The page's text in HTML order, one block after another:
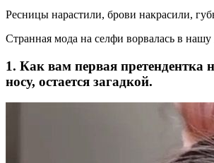
Ресницы нарастили, брови накрасили,
Странная мода на селфи ворвалась в
1. Как вам первая
носу, остается загадкой.